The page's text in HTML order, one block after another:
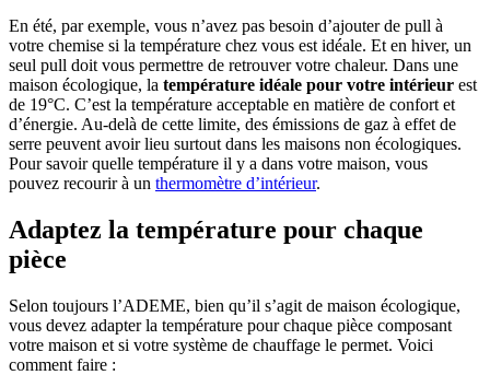
En été, par exemple, vous n’avez pas besoin d’ajouter de pull à
votre chemise si la température chez vous est idéale. Et en hiver, un
seul pull doit vous permettre de retrouver votre chaleur. Dans une
maison écologique, la température idéale pour votre intérieur est
de 19°C. C’est la température acceptable en matière de confort et
d’énergie. Au-delà de cette limite, des émissions de gaz à effet de
serre peuvent avoir lieu surtout dans les maisons non écologiques.
Pour savoir quelle température il y a dans votre maison, vous
pouvez recourir à un thermomètre d’intérieur.
Adaptez la température pour chaque
pièce
Selon toujours l’ADEME, bien qu’il s’agit de maison écologique,
vous devez adapter la température pour chaque pièce composant
votre maison et si votre système de chauffage le permet. Voici
comment faire :